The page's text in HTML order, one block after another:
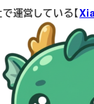
運営している【